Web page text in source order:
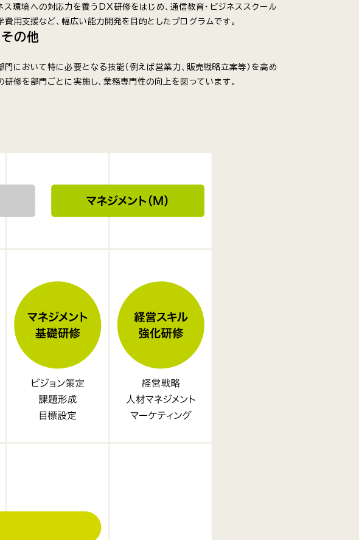
ス環境への対応力を養うDX研修をはじめ、通信教育・ビジネススクール
費用支援など、幅広い能力開発を目的としたプログラムです。
その他
門において特に必要となる技能（例えば営業力、販売戦略立案等）を高め
研修を部門ごとに実施し、業務専門性の向上を図っています。